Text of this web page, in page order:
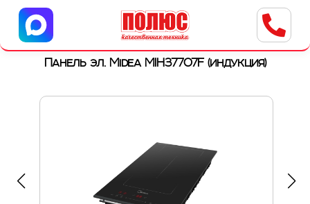
Центр бытовой техники
г. Ульяновск, ул. Пушкарева, 8a
Панель эл. Midea MIH37707F (индукция)